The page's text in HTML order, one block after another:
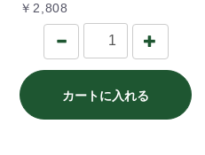
￥2,808
カートに入れる